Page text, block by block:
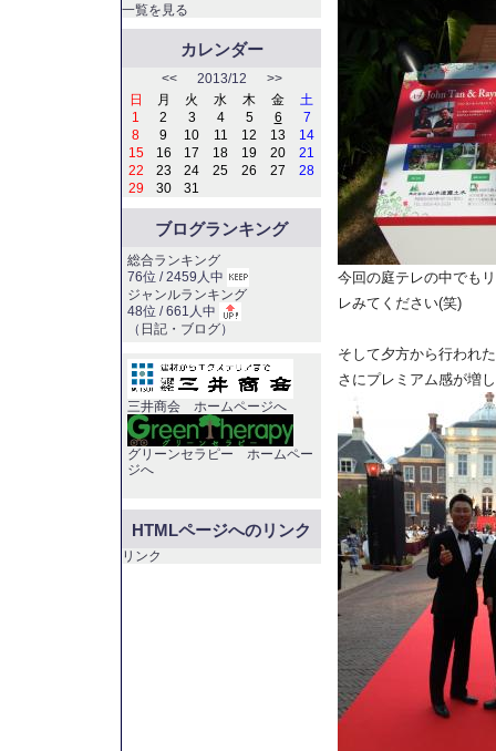
今回の庭テレの中でも
レみてください(笑)
そして夕方から行われ
さにプレミアム感が増
一覧を見る
カレンダー
<<2013/12 >>
日
月 火 水 木 金
土
1
2 3 4 5 6
7
8
9 10 11 12 13
14
15
16 17 18 19 20
21
22
23 24 25 26 27
28
29
30 31
ブログランキング
総合ランキング
76位 / 2459人中
ジャンルランキング
48位 / 661人中
（ 日記・ブログ）
三井商会 ホームページへ
グリーンセラピー ホームペー
ジへ
HTMLページへのリンク
リンク